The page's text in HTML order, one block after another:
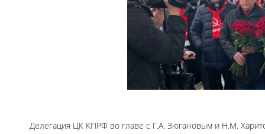
Делегация ЦК КПРФ во главе с Г.А. Зюгановым и Н.М.